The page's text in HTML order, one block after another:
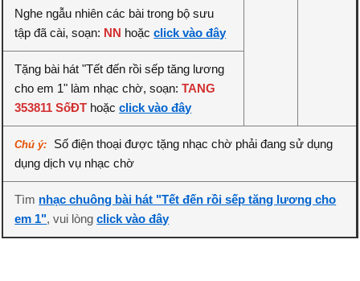
Nghe ngẫu nhiên các bài trong bộ sưu
tập đã cài, soạn: NN hoặcclick vào đây
Tặng bài hát "Tết đến rồi sếp tăng lương
cho em 1" làm nhạc chờ, soạn:TANG
353811 SốĐT hoặcclick vào đây
Chú ý:
Số điện thoại được tặng nhạc chờ phải đang sử dụng
dụng dịch vụ nhạc chờ
Tìm nhạc chuông bài hát "Tết đến rồi sếp tăng lương cho
em 1", vui lòngclick vào đây